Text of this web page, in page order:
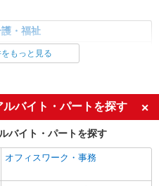
市
詳細を見る
支店/ms040101
時給1300円 ◆前払い・日払い・週払いOK
市
・福祉
ミドル（40代～）活躍中
深夜
社会保険あり
もっと見る
バイト・パートを探す
バイト・パートを探す
オフィスワーク・事務